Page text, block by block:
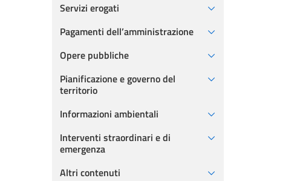
Servizi erogati
Pagamenti dell’amministrazione
Opere pubbliche
Pianificazione e governo del
territorio
Informazioni ambientali
Interventi straordinari e di
emergenza
Altri contenuti